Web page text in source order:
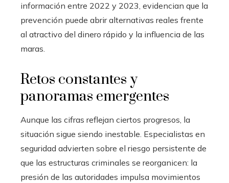
información entre 2022 y 2023, evidencian que la
prevención puede abrir alternativas reales frente
al atractivo del dinero rápido y la influencia de las
maras.
Retos constantes y
panoramas emergentes
Aunque las cifras reflejan ciertos progresos, la
situación sigue siendo inestable. Especialistas en
seguridad advierten sobre el riesgo persistente de
que las estructuras criminales se reorganicen: la
presión de las autoridades impulsa movimientos